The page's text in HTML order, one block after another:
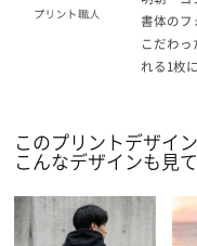
書体のフ
こだわっ
れる1枚
このプリントデザイ
こんなデザインも見